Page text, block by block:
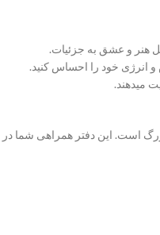
هنر و عشق به جزئیات.
و انرژی خود را احساس کنید.
میدهند.
است. این دفتر همراهی شما